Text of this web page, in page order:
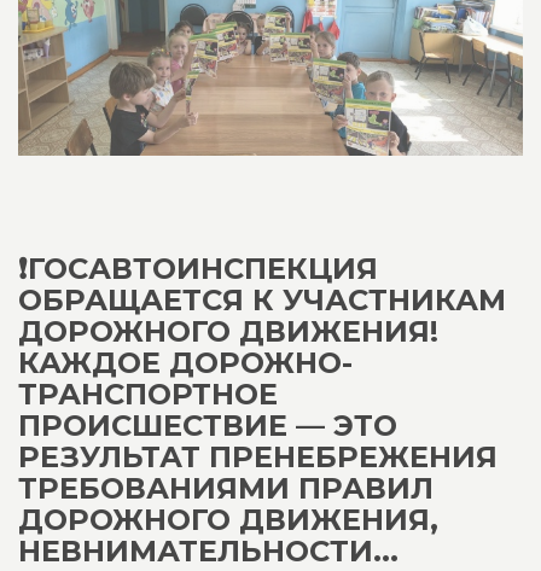
❗️ГОСАВТОИНСПЕКЦИЯ
ОБРАЩАЕТСЯ К УЧАСТНИКАМ
ДОРОЖНОГО ДВИЖЕНИЯ!
КАЖДОЕ ДОРОЖНО-
ТРАНСПОРТНОЕ
ПРОИСШЕСТВИЕ — ЭТО
РЕЗУЛЬТАТ ПРЕНЕБРЕЖЕНИЯ
ТРЕБОВАНИЯМИ ПРАВИЛ
ДОРОЖНОГО ДВИЖЕНИЯ,
НЕВНИМАТЕЛЬНОСТИ...